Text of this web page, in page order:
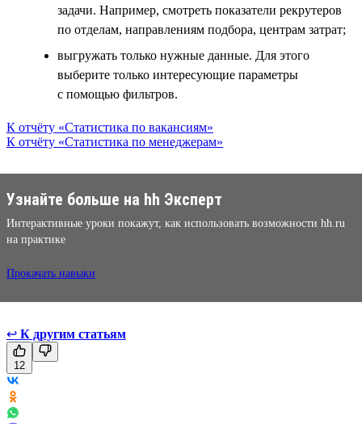
задачи. Например, смотреть показатели рекрутеров
по отделам, направлениям подбора, центрам затрат;
выгружать только нужные данные. Для этого
выберите только интересующие параметры
с помощью фильтров.
К отчёту «Статистика по вакансиям»
К отчёту «Статистика по менеджерам»
Узнайте больше на hh Эксперт
Интерактивные уроки покажут, как использовать возможности hh.ru
на практике
Прокачать навыки
↩ К другим статьям
12